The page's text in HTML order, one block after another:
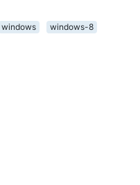
windows
windows-8